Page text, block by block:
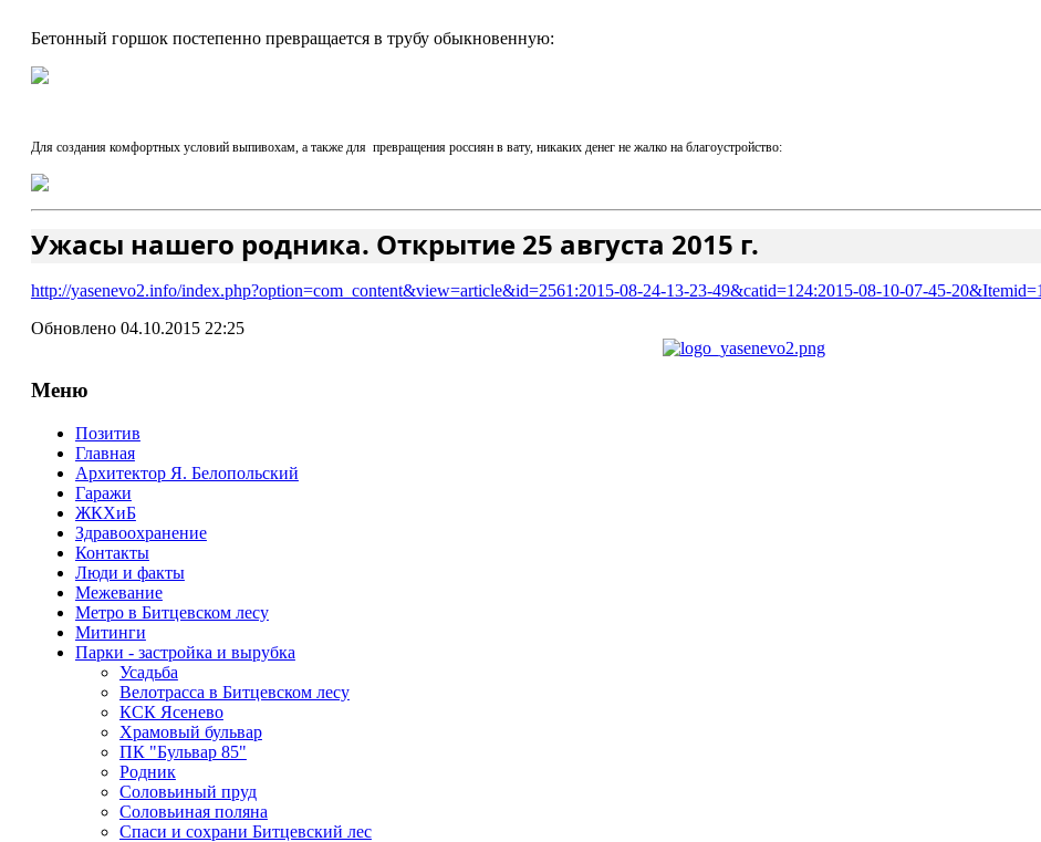
Бетонный горшок постепенно превращается в трубу обыкновенную:
Для создания комфортных условий выпивохам, а также для превращения россиян в вату, никаких денег не жалко на благоустройство:
Ужасы нашего родника. Открытие 25 августа 2015 г.
http://yasenevo2.info/index.php?option=com_content&view=article&id=2561:2015-08-24-13-23-49&catid=124:2015-08-10-07-45-
Обновлено 04.10.2015 22:25
Меню
Позитив
Главная
Архитектор Я. Белопольский
Гаражи
ЖКХиБ
Здравоохранение
Контакты
Люди и факты
Межевание
Метро в Битцевском лесу
Митинги
Парки - застройка и вырубка
Усадьба
Велотрасса в Битцевском лесу
КСК Ясенево
Храмовый бульвар
ПК "Бульвар 85"
Родник
Соловьиный пруд
Соловьиная поляна
Спаси и сохрани Битцевский лес